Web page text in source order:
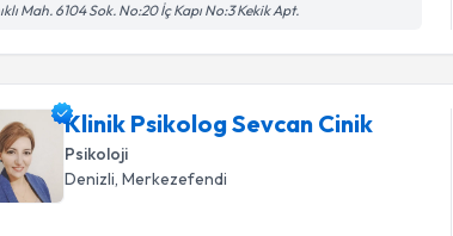
Mah. 6104 Sok. No:20 İç Kapı No:3 Kekik Apt.
Klinik Psikolog Sevcan Cinik
Psikoloji
Denizli, Merkezefendi